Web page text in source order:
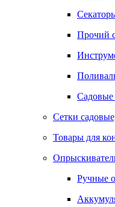
Прочий
Сетки
Товары для
Ручные